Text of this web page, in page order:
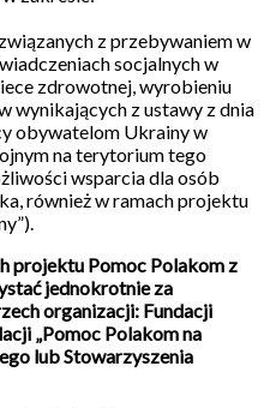
z przebywaniem w
socjalnych w
zdrowotnej, wyrobieniu
wynikających z ustawy z dnia
obywatelom Ukrainy w
na terytorium tego
wsparcia dla osób
również w ramach projektu
projektu Pomoc Polakom z
jednokrotnie za
organizacji: Fundacji
„Pomoc Polakom na
lub Stowarzyszenia